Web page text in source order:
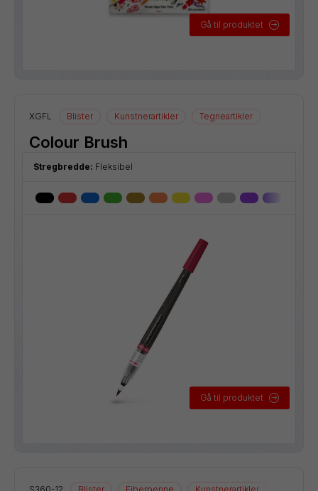
Gå til produktet
XGFL Blister Kunstnerartikler Tegneartikler
Colour Brush
Stregbredde: Fleksibel
Gå til produktet